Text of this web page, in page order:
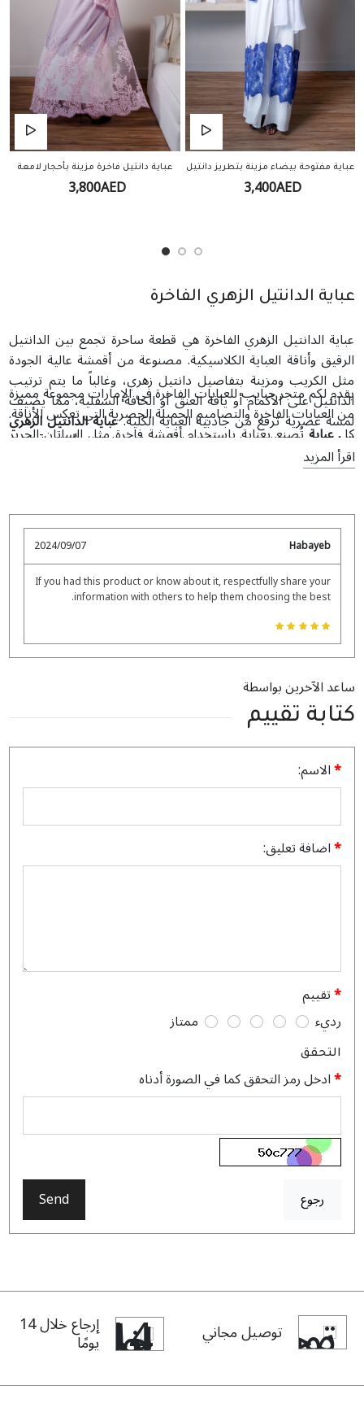
عباية دانتيل فاخرة مزينة بأحجار لامعة
3,800AED
عباية مفتوحة بيضاء مزينة بتطريز دانتيل
3,400AED
عباية الدانتيل الزهري الفاخرة
عباية الدانتيل الزهري الفاخرة هي قطعة ساحرة تجمع بين الدانتيل
الرقيق وأناقة العباية الكلاسيكية. مصنوعة من أقمشة عالية الجودة
مثل الكريب ومزينة بتفاصيل دانتيل زهري، وغالباً ما يتم ترتيب
الدانتيل على الأكمام أو ياقة العنق أو الحافة السفلية، مما يضيف
لمسة عصرية ترفع من جاذبية العباية الكلية.عباية الدانتيل الزهري
الفاخرةمثالية للتجمعات الرسمية أو حفلات الزفاف أو المناسبات
المسائية.
يقدم لكم متجر حبايب للعبايات الفاخرة في الإمارات مجموعة مميزة
من العبايات الفاخرة والتصاميم الجميلة الحصرية التي تعكس الأناقة.
كلعبايةتُصنع بعناية باستخدام أقمشة فاخرة مثل الساتان-الحرير
والنيدا لضمان مزيج مثالي بين الراحة والأناقة. مع التركيز على
التفاصيل الدقيقة والزخارف الفريدة، تتميز عباياتنا بتصاميم
اقرأ المزيد
ساعد الآخرين بواسطة
كتابة تقييم
الاسم:
اضافة تعليق:
تقييم
رديء
ممتاز
التحقق
ادخل رمز التحقق كما في الصورة أدناه
رجوع Send
Habayeb
2024/09/07
If you had this product or know about it, respectfully share your
information with others to help them choosing the best.
توصيل مجاني إرجاع خلال 14
يومًا